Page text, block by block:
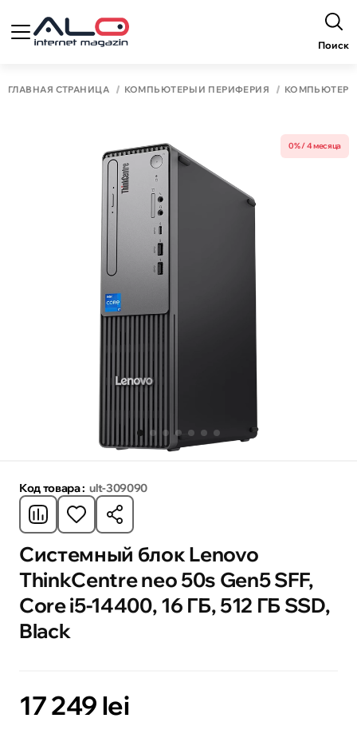
Поиск
ГЛАВНАЯ СТРАНИЦА КОМПЬЮТЕРЫ И ПЕРИФЕРИЯ КОМПЬЮТЕРЫ
0% / 4 месяца
Код товара : ult-309090
Системный блок Lenovo
ThinkCentre neo 50s Gen5 SFF,
Core i5-14400, 16 ГБ, 512 ГБ SSD,
Black
17 249 lei